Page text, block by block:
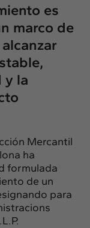
es
marco de
y la
Mercantil
ha
formulada
de un
para